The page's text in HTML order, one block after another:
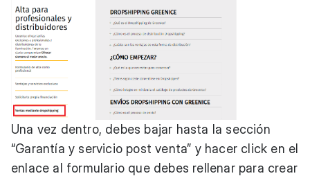
Una vez dentro, debes bajar hasta la sección
“Garantía y servicio post venta” y hacer click en el
enlace al formulario que debes rellenar para crear